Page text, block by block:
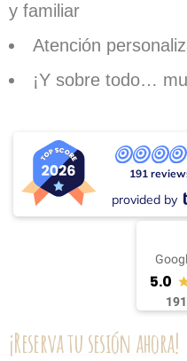
y familiar
Atención
¡Y sobre todo…
191
provided by
5.0
191
¡Reserva tu sesión ahora!